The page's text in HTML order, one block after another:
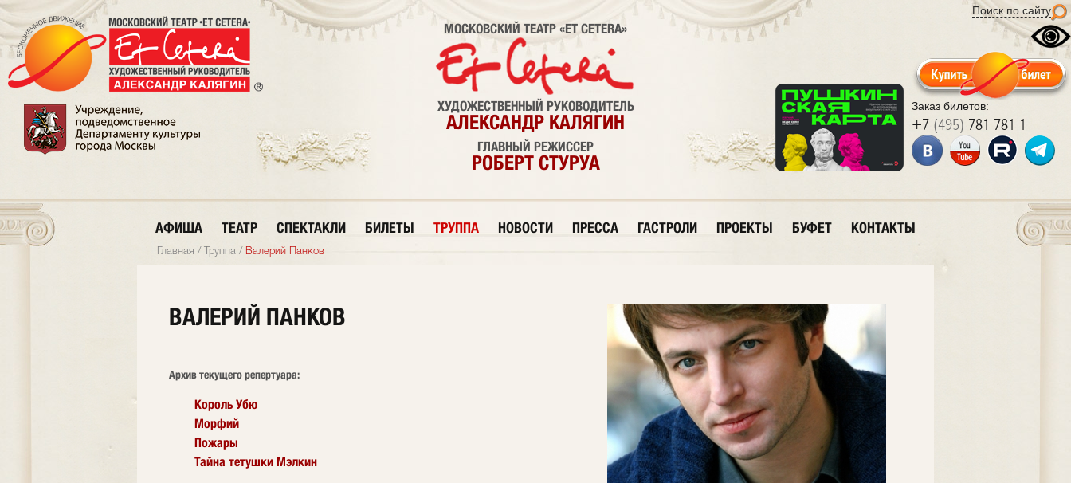
Поиск по сайту
Заказ билетов:
+7 (495) 781 781 1
МОСКОВСКИЙ ТЕАТР «ET CETERA»
ХУДОЖЕСТВЕННЫЙ РУКОВОДИТЕЛЬ
АЛЕКСАНДР КАЛЯГИН
ГЛАВНЫЙ РЕЖИССЕР
РОБЕРТ СТУРУА
АФИША ТЕАТР СПЕКТАКЛИ БИЛЕТЫ ТРУППА НОВОСТИ ПРЕССА ГАСТРОЛИ ПРОЕКТЫ БУФЕТ КОНТАКТЫ
Главная / Труппа / Валерий Панков
ВАЛЕРИЙ ПАНКОВ
Архив текущего репертуара:
Король Убю
Морфий
Пожары
Тайна тетушки Мэлкин